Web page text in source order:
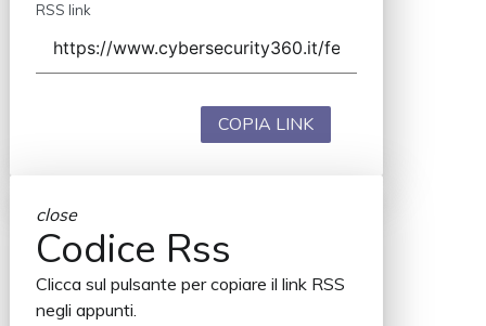
RSS link
COPIA LINK
close
Codice Rss
Clicca sul pulsante per copiare il link RSS
negli appunti.